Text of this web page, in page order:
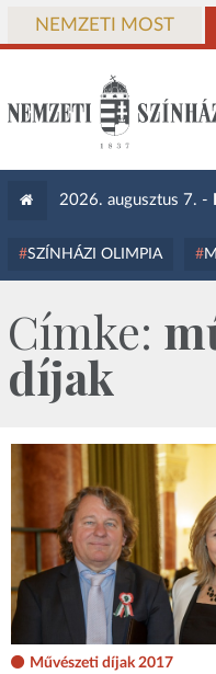
NEMZETI MOST
2026. augusztus 7. -
SZÍNHÁZI OLIMPIA
Címke:
díjak
Művészeti díjak 2017